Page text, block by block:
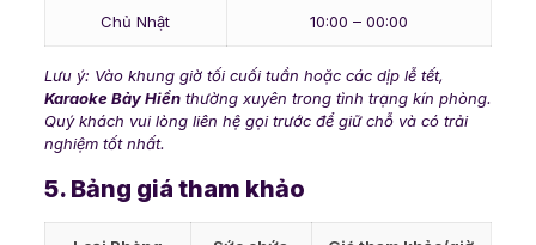
Chủ Nhật 10:00 – 00:00
Lưu ý: Vào khung giờ tối cuối tuần hoặc các dịp lễ tết,
Karaoke Bảy Hiềnthường xuyên trong tình trạng kín phòng.
Quý khách vui lòng liên hệ gọi trước để giữ chỗ và có trải
nghiệm tốt nhất.
5. Bảng giá tham khảo